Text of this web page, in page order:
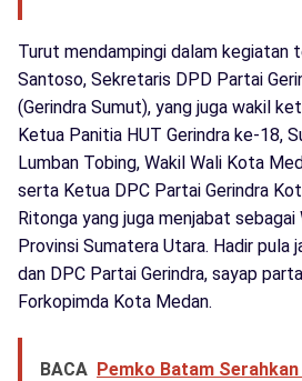
Turut mendampingi dalam kegiatan
Santoso, Sekretaris DPD Partai
(Gerindra Sumut), yang juga wakil
Ketua Panitia HUT Gerindra ke-18,
Lumban Tobing, Wakil Wali Kota
serta Ketua DPC Partai Gerindra
Ritonga yang juga menjabat
Provinsi Sumatera Utara. Hadir pula
dan DPC Partai Gerindra, sayap
Forkopimda Kota Medan.
BACA Pemko Batam